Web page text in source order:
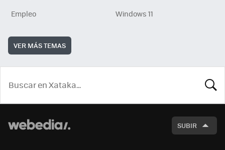
Empleo
Windows 11
VER MÁS TEMAS
SUBIR